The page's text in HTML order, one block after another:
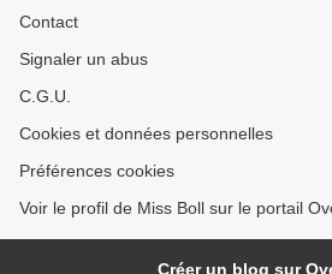
Contact
Signaler un abus
C.G.U.
Cookies et données personnelles
Préférences cookies
Voir le profil de Miss Boll sur le portail
Créer un blog sur